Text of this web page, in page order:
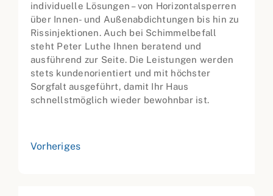
individuelle Lösungen – von Horizontalsperren
über Innen- und Außenabdichtungen bis hin zu
Rissinjektionen. Auch bei Schimmelbefall
steht Peter Luthe Ihnen beratend und
ausführend zur Seite. Die Leistungen werden
stets kundenorientiert und mit höchster
Sorgfalt ausgeführt, damit Ihr Haus
schnellstmöglich wieder bewohnbar ist.
Vorheriges